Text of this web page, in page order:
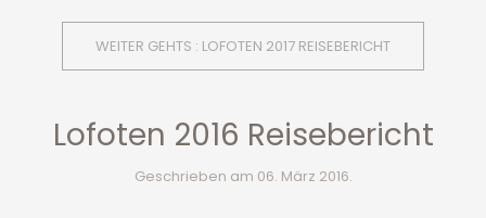
WEITER GEHTS : LOFOTEN 2017 REISEBERICHT
Lofoten 2016 Reisebericht
Geschrieben am 06. März 2016.